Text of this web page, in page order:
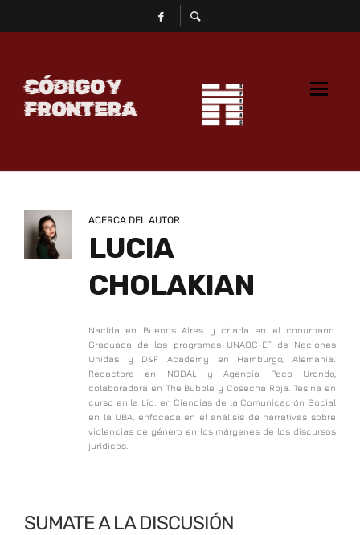
CÓDIGO Y
FRONTERA
ACERCA DEL AUTOR
LUCIA
CHOLAKIAN
Nacida en Buenos Aires y criada en el conurbano.
Graduada de los programas UNAOC-EF de Naciones
Unidas y D&F Academy en Hamburgo, Alemania.
Redactora en NODAL y Agencia Paco Urondo,
colaboradora en The Bubble y Cosecha Roja. Tesina en
curso en la Lic. en Ciencias de la Comunicación Social
en la UBA, enfocada en el análisis de narrativas sobre
violencias de género en los márgenes de los discursos
jurídicos.
SUMATE A LA DISCUSIÓN